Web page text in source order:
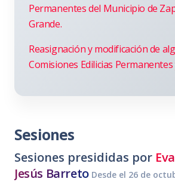
Permanentes del Municipio de
Grande.
Reasignación y modificación de
Comisiones Edilicias
Sesiones
Sesiones presididas por
Jesús Barreto Desde el 26 de